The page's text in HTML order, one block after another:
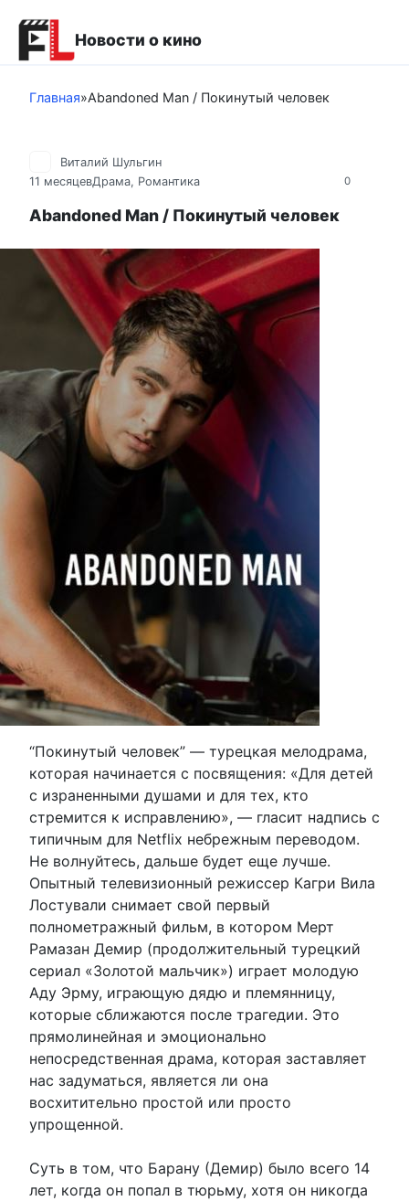
контенту
Новости о кино
Главная»Abandoned Man / Покинутый человек
0
Виталий Шульгин
11 месяцевДрама, Романтика
Abandoned Man / Покинутый человек
“Покинутый человек” — турецкая мелодрама,
которая начинается с посвящения: «Для детей
с израненными душами и для тех, кто
стремится к исправлению», — гласит надпись с
типичным для Netflix небрежным переводом.
Не волнуйтесь, дальше будет еще лучше.
Опытный телевизионный режиссер Кагри Вила
Лостували снимает свой первый
полнометражный фильм, в котором Мерт
Рамазан Демир (продолжительный турецкий
сериал «Золотой мальчик») играет молодую
Аду Эрму, играющую дядю и племянницу,
которые сближаются после трагедии. Это
прямолинейная и эмоционально
непосредственная драма, которая заставляет
нас задуматься, является ли она
восхитительно простой или просто
упрощенной.
Суть в том, что Барану (Демир) было всего 14
лет, когда он попал в тюрьму, хотя он никогда